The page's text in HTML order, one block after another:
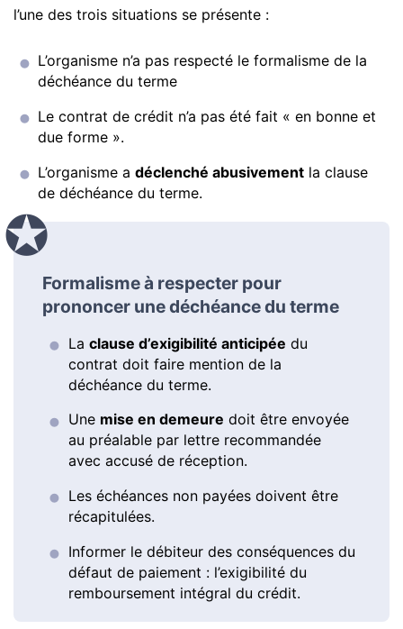
l’une des trois situations se présente :
L’organisme n’a pas respecté le formalisme de la
déchéance du terme
Le contrat de crédit n’a pas été fait « en bonne et
due forme ».
L’organisme adéclenché abusivement la clause
de déchéance du terme.
Formalisme à respecter pour
prononcer une déchéance du terme
La clause d’exigibilité anticipée du
contrat doit faire mention de la
déchéance du terme.
Une mise en demeure doit être envoyée
au préalable par lettre recommandée
avec accusé de réception.
Les échéances non payées doivent être
récapitulées.
Informer le débiteur des conséquences du
défaut de paiement : l’exigibilité du
remboursement intégral du crédit.